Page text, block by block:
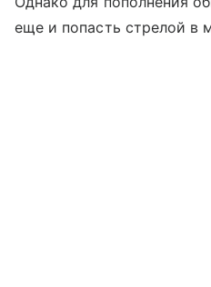
еще и попасть стрелой в